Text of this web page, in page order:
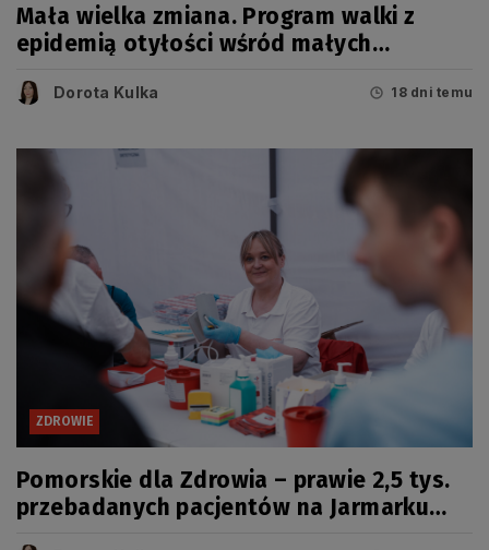
Mała wielka zmiana. Program walki z
epidemią otyłości wśród małych
Dorota Kulka 18 dni temu
ZDROWIE
Pomorskie dla Zdrowia – prawie 2,5 tys.
przebadanych pacjentów na Jarmarku